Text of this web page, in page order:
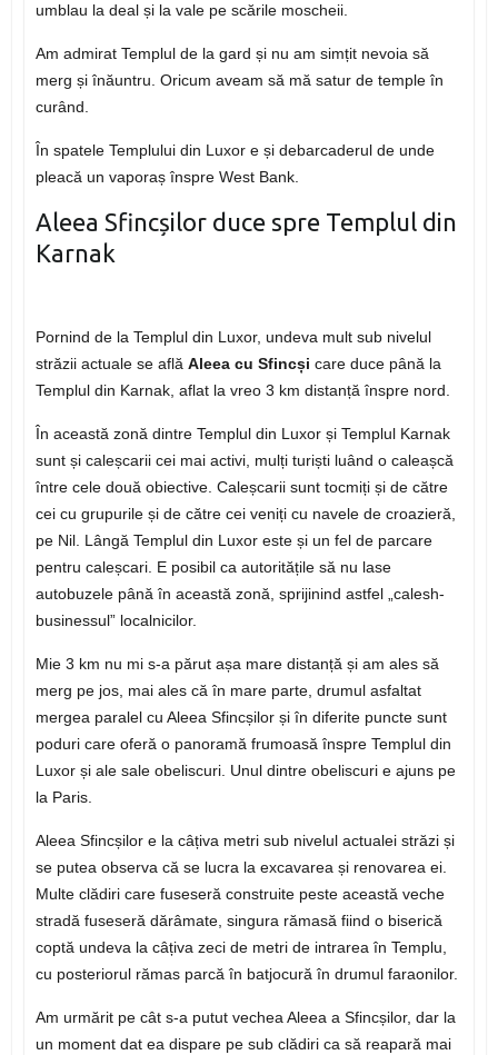
umblau la deal și la vale pe scările moscheii.
Am admirat Templul de la gard și nu am simțit nevoia să
merg și înăuntru. Oricum aveam să mă satur de temple în
curând.
În spatele Templului din Luxor e și debarcaderul de unde
pleacă un vaporaș înspre West Bank.
Aleea Sfincșilor duce spre Templul din
Karnak
Pornind de la Templul din Luxor, undeva mult sub nivelul
străzii actuale se află Aleea cu Sfincși care duce până la
Templul din Karnak, aflat la vreo 3 km distanță înspre nord.
În această zonă dintre Templul din Luxor și Templul Karnak
sunt și caleșcarii cei mai activi, mulți turiști luând o caleașcă
între cele două obiective. Caleșcarii sunt tocmiți și de către
cei cu grupurile și de către cei veniți cu navele de croazieră,
pe Nil. Lângă Templul din Luxor este și un fel de parcare
pentru caleșcari. E posibil ca autoritățile să nu lase
autobuzele până în această zonă, sprijinind astfel „calesh-
businessul” localnicilor.
Mie 3 km nu mi s-a părut așa mare distanță și am ales să
merg pe jos, mai ales că în mare parte, drumul asfaltat
mergea paralel cu Aleea Sfincșilor și în diferite puncte sunt
poduri care oferă o panoramă frumoasă înspre Templul din
Luxor și ale sale obeliscuri. Unul dintre obeliscuri e ajuns pe
la Paris.
Aleea Sfincșilor e la câțiva metri sub nivelul actualei străzi și
se putea observa că se lucra la excavarea și renovarea ei.
Multe clădiri care fuseseră construite peste această veche
stradă fuseseră dărâmate, singura rămasă fiind o biserică
coptă undeva la câțiva zeci de metri de intrarea în Templu,
cu posteriorul rămas parcă în batjocură în drumul faraonilor.
Am urmărit pe cât s-a putut vechea Aleea a Sfincșilor, dar la
un moment dat ea dispare pe sub clădiri ca să reapară mai